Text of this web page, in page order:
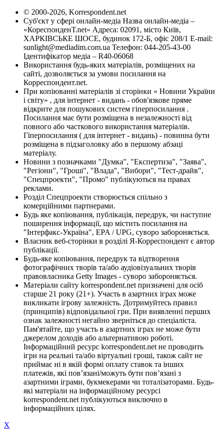
© 2000-2026, Korrespondent.net
Суб'єкт у сфері онлайн-медіа Назва онлайн-медіа –
«КореспонденТ.net» Адреса: 02091, місто Київ,
ХАРКІВСЬКЕ ШОСЕ, будинок 172-Б, офіс 208/1 E-mail:
sunlight@mediadim.com.ua Телефон: 044-205-43-00
Ідентифікатор медіа – R40-06068
Використання будь-яких матеріалів, розміщених на
сайті, дозволяється за умови посилання на
Корреспондент.net.
При копіюванні матеріалів зі сторінки « Новини України
і світу» , для інтернет - видань - обов'язкове пряме
відкрите для пошукових систем гіперпосилання .
Посилання має бути розміщена в незалежності від
повного або часткового використання матеріалів.
Гіперпосилання ( для інтернет - видань) - повинна бути
розміщена в підзаголовку або в першому абзаці
матеріалу.
Новини з позначками "Думка", "Експертиза", "Заява",
"Регіони", "Гроші", "Влада", "Вибори", "Тест-драйв",
"Спецпроекти", "Промо" публікуються на правах
реклами.
Розділ Спецпроекти створюється спільно з
комерційними партнерами.
Будь яке копіювання, публікація, передрук, чи наступне
поширення інформації, що містить посилання на
"Інтерфакс-Україна", EPA / UPG, суворо забороняється.
Власник веб-сторінки в розділі Я-Корреспондент є автор
публікації.
Будь-яке копіювання, передрук та відтворення
фотографічних творів та/або аудіовізуальних творів
правовласника Getty Images - суворо забороняється.
Матеріали сайту korrespondent.net призначені для осіб
старше 21 року (21+). Участь в азартних іграх може
викликати ігрову залежність. Дотримуйтесь правил
(принципів) відповідальної гри. При виявленні перших
ознак залежності негайно зверніться до спеціаліста.
Пам'ятайте, що участь в азартних іграх не може бути
джерелом доходів або альтернативою роботі.
Інформаційний ресурс korrespondent.net не проводить
ігри на реальні та/або віртуальні гроші, також сайт не
приймає ні в якій формі оплату ставок та інших
платежів, які пов’язані/можуть бути пов’язані з
азартними іграми, букмекерами чи тоталізаторами. Будь-
які матеріали на інформаційному ресурсі
korrespondent.net публікуються виключно в
інформаційних цілях.
X